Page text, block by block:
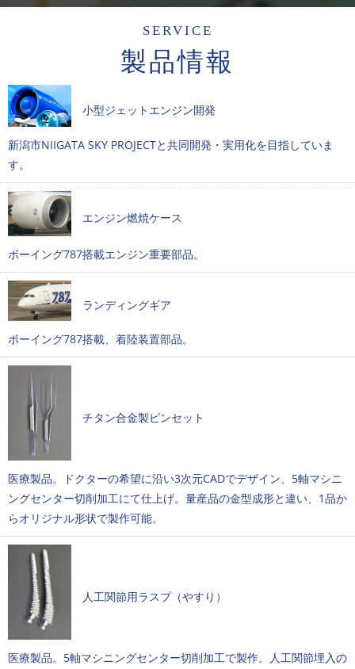
SERVICE
製品情報
小型ジェットエンジン開発
新潟市NIIGATA SKY PROJECTと共同開発・実用化を目指していま
す。
エンジン燃焼ケース
ボーイング787搭載エンジン重要部品。
ランディングギア
ボーイング787搭載、着陸装置部品。
チタン合金製ピンセット
医療製品。ドクターの希望に沿い3次元CADでデザイン、5軸マシニ
ングセンター切削加工にて仕上げ。量産品の金型成形と違い、1品か
らオリジナル形状で製作可能。
人工関節用ラスプ（やすり）
医療製品。5軸マシニングセンター切削加工で製作。人工関節埋入の